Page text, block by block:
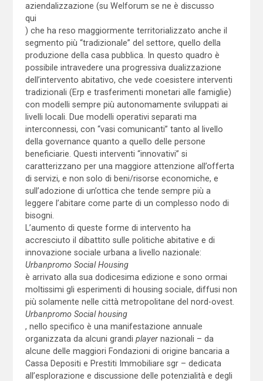
aziendalizzazione (su Welforum se ne è discusso
qui
) che ha reso maggiormente territorializzato anche il
segmento più “tradizionale” del settore, quello della
produzione della casa pubblica. In questo quadro è
possibile intravedere una progressiva dualizzazione
dell’intervento abitativo, che vede coesistere interventi
tradizionali (Erp e trasferimenti monetari alle famiglie)
con modelli sempre più autonomamente sviluppati ai
livelli locali. Due modelli operativi separati ma
interconnessi, con “vasi comunicanti” tanto al livello
della governance quanto a quello delle persone
beneficiarie. Questi interventi “innovativi” si
caratterizzano per una maggiore attenzione all’offerta
di servizi, e non solo di beni/risorse economiche, e
sull’adozione di un’ottica che tende sempre più a
leggere l’abitare come parte di un complesso nodo di
bisogni.
L’aumento di queste forme di intervento ha
accresciuto il dibattito sulle politiche abitative e di
innovazione sociale urbana a livello nazionale:
Urbanpromo Social Housing
è arrivato alla sua dodicesima edizione e sono ormai
moltissimi gli esperimenti di housing sociale, diffusi non
più solamente nelle città metropolitane del nord-ovest.
Urbanpromo Social housing
, nello specifico è una manifestazione annuale
organizzata da alcuni grandi playernazionali – da
alcune delle maggiori Fondazioni di origine bancaria a
Cassa Depositi e Prestiti Immobiliare sgr – dedicata
all’esplorazione e discussione delle potenzialità e degli